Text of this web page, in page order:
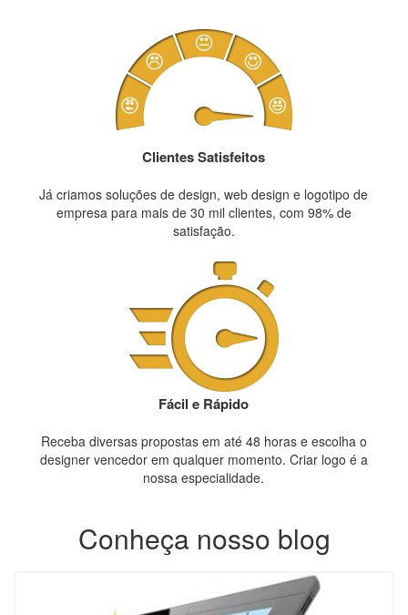
Clientes Satisfeitos
Já criamos soluções de design, web design e logotipo de
empresa para mais de 30 mil clientes, com 98% de
satisfação.
Fácil e Rápido
Receba diversas propostas em até 48 horas e escolha o
designer vencedor em qualquer momento. Criar logo é a
nossa especialidade.
Conheça nosso blog